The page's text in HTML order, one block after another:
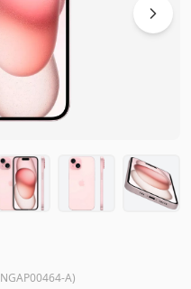
NGAP00464-A)